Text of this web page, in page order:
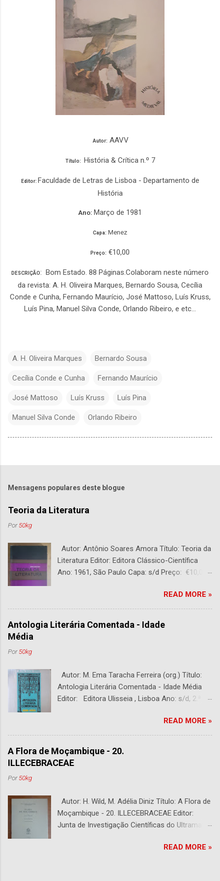
Autor: AAVV
Título: História & Crítica n.º 7
Editor: Faculdade de Letras de Lisboa - Departamento de
História
Ano: Março de 1981
Capa: Menez
Preço: €10,00
DESCRIÇÃO: Bom Estado. 88 Páginas.Colaboram neste número
da revista: A. H. Oliveira Marques, Bernardo Sousa, Cecília
Conde e Cunha, Fernando Maurício, José Mattoso, Luís Kruss,
Luís Pina, Manuel Silva Conde, Orlando Ribeiro, e etc...
A. H. Oliveira Marques Bernardo Sousa
Cecília Conde e Cunha Fernando Maurício
José Mattoso Luís Kruss Luís Pina
Manuel Silva Conde Orlando Ribeiro
Mensagens populares deste blogue
Teoria da Literatura
Por50kg
Autor: Antônio Soares Amora Título: Teoria da
Literatura Editor: Editora Clássico-Científica
Ano: 1961, São Paulo Capa: s/d Preço: €10,00
READ MORE »
Antologia Literária Comentada - Idade
Média
Por50kg
Autor: M. Ema Taracha Ferreira (org.) Título:
Antologia Literária Comentada - Idade Média
Editor: Editora Ulisseia , Lisboa Ano: s/d, 2.ª
Com alguns sublinhados a lapiseira. Usado.
Com 252 páginas.
READ MORE »
A Flora de Moçambique - 20.
ILLECEBRACEAE
Por50kg
Autor: H. Wild, M. Adélia Diniz Título: A Flora de
Moçambique - 20. ILLECEBRACEAE Editor:
Junta de Investigação Científicas do Ultramar -
Fernandes e Editado por E. J. Mendes Ano:
READ MORE »